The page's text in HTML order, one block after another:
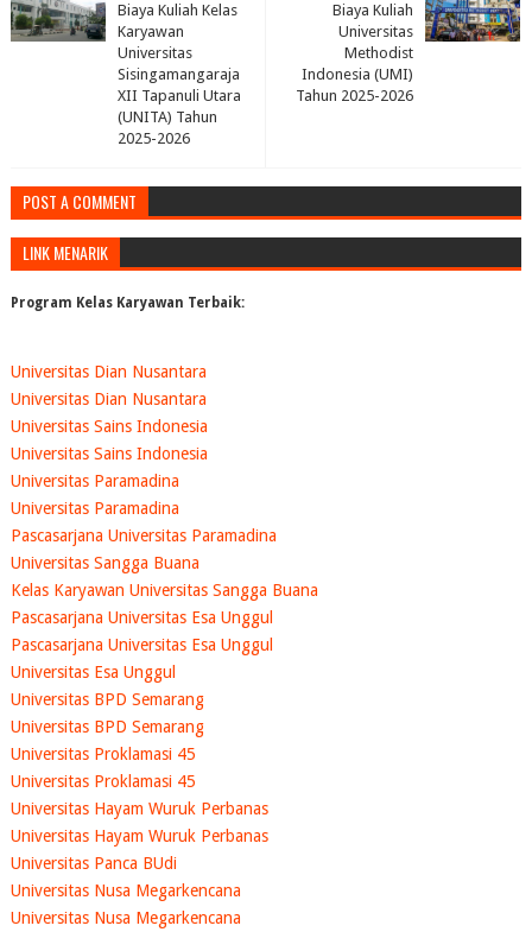
Biaya Kuliah
Universitas
Methodist
Indonesia (UMI)
Tahun 2025-2026
Biaya Kuliah Kelas
Karyawan
Universitas
Sisingamangaraja
XII Tapanuli Utara
(UNITA) Tahun
2025-2026
POST A COMMENT
LINK MENARIK
Program Kelas Karyawan Terbaik:
Universitas Dian Nusantara
Universitas Dian Nusantara
Universitas Sains Indonesia
Universitas Sains Indonesia
Universitas Paramadina
Universitas Paramadina
Pascasarjana Universitas Paramadina
Universitas Sangga Buana
Kelas Karyawan Universitas Sangga Buana
Pascasarjana Universitas Esa Unggul
Pascasarjana Universitas Esa Unggul
Universitas Esa Unggul
Universitas BPD Semarang
Universitas BPD Semarang
Universitas Proklamasi 45
Universitas Proklamasi 45
Universitas Hayam Wuruk Perbanas
Universitas Hayam Wuruk Perbanas
Universitas Panca BUdi
Universitas Nusa Megarkencana
Universitas Nusa Megarkencana